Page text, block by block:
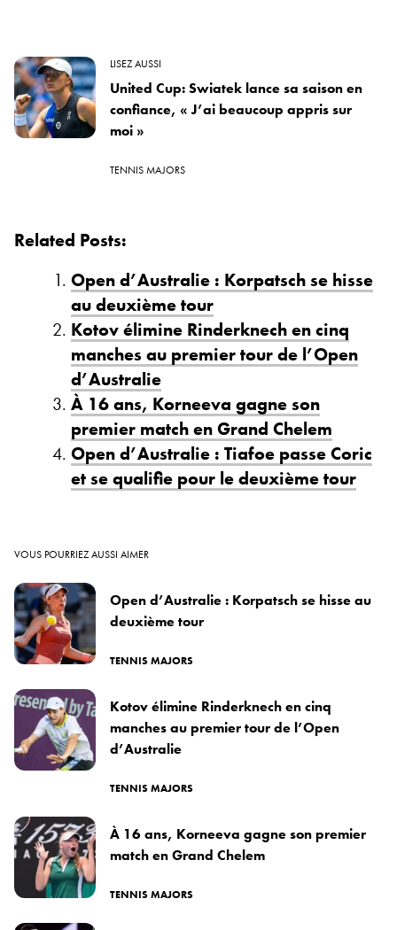
LISEZ AUSSI
United Cup: Swiatek lance sa saison en
confiance, « J’ai beaucoup appris sur
moi »
TENNIS MAJORS
Related Posts:
Open d’Australie : Korpatsch se hisse
au deuxième tour
Kotov élimine Rinderknech en cinq
manches au premier tour de l’Open
d’Australie
À 16 ans, Korneeva gagne son
premier match en Grand Chelem
Open d’Australie : Tiafoe passe Coric
et se qualifie pour le deuxième tour
VOUS POURRIEZ AUSSI AIMER
Open d’Australie : Korpatsch se hisse au
deuxième tour
TENNIS MAJORS
Kotov élimine Rinderknech en cinq
manches au premier tour de l’Open
d’Australie
TENNIS MAJORS
À 16 ans, Korneeva gagne son premier
match en Grand Chelem
TENNIS MAJORS